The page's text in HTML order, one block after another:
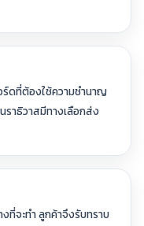
ร์ดที่ต้องใช้ความชำนาญ
ราธิวาสมีทางเลือกส่ง
ที่จะทำ ลูกค้าจึงรับทราบ